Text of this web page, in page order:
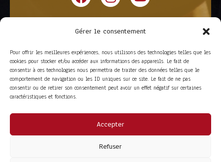
Gérer le consentement
Pour offrir les meilleures expériences, nous utilisons des technologies telles que les
cookies pour stocker et/ou accéder aux informations des appareils. Le fait de
consentir à ces technologies nous permettra de traiter des données telles que le
comportement de navigation ou les ID uniques sur ce site. Le fait de ne pas
consentir ou de retirer son consentement peut avoir un effet négatif sur certaines
caractéristiques et fonctions.
Accepter
RefuserAdhérer